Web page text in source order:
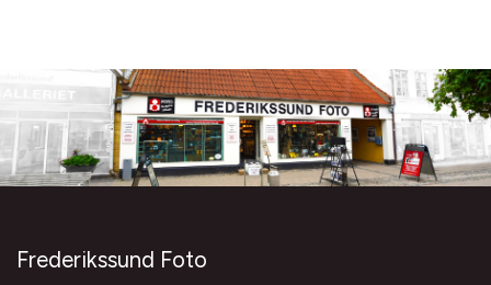
Frederikssund Foto